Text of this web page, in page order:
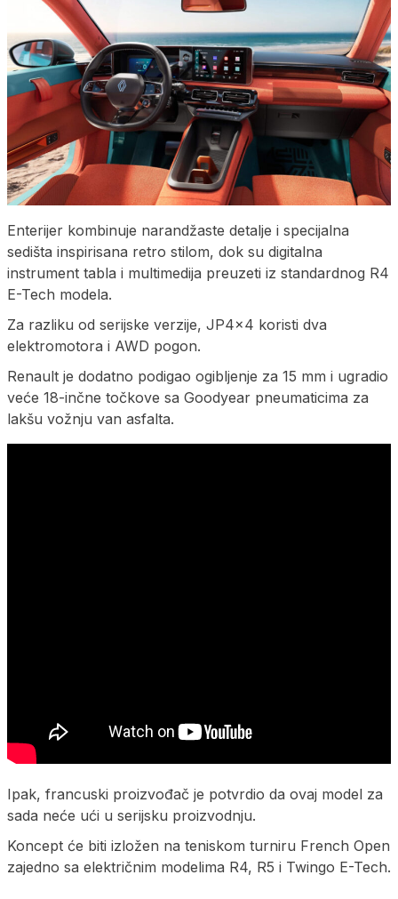
Enterijer kombinuje narandžaste detalje i specijalna
sedišta inspirisana retro stilom, dok su digitalna
instrument tabla i multimedija preuzeti iz standardnog R4
E-Tech modela.
Za razliku od serijske verzije, JP4x4 koristi dva
elektromotora i AWD pogon.
Renault je dodatno podigao ogibljenje za 15 mm i ugradio
veće 18-inčne točkove sa Goodyear pneumaticima za
lakšu vožnju van asfalta.
Ipak, francuski proizvođač je potvrdio da ovaj model za
sada neće ući u serijsku proizvodnju.
Koncept će biti izložen na teniskom turniru French Open
zajedno sa električnim modelima R4, R5 i Twingo E-Tech.